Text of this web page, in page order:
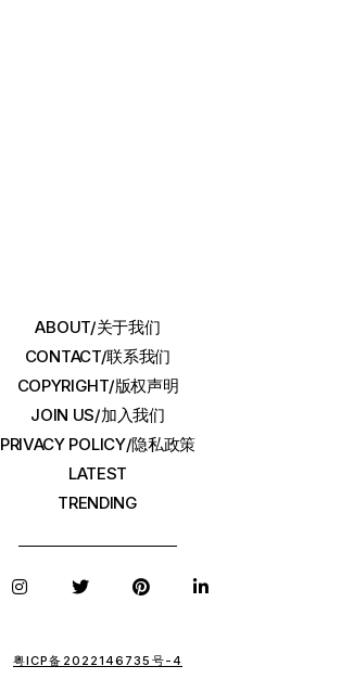
ABOUT/关于我们
CONTACT/联系我们
COPYRIGHT/版权声明
JOIN US/加入我们
PRIVACY POLICY/隐私政策
LATEST
TRENDING
粤ICP备2022146735号-4